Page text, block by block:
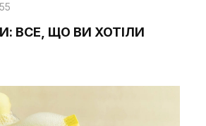
ВСЕ, ЩО ВИ ХОТІЛИ